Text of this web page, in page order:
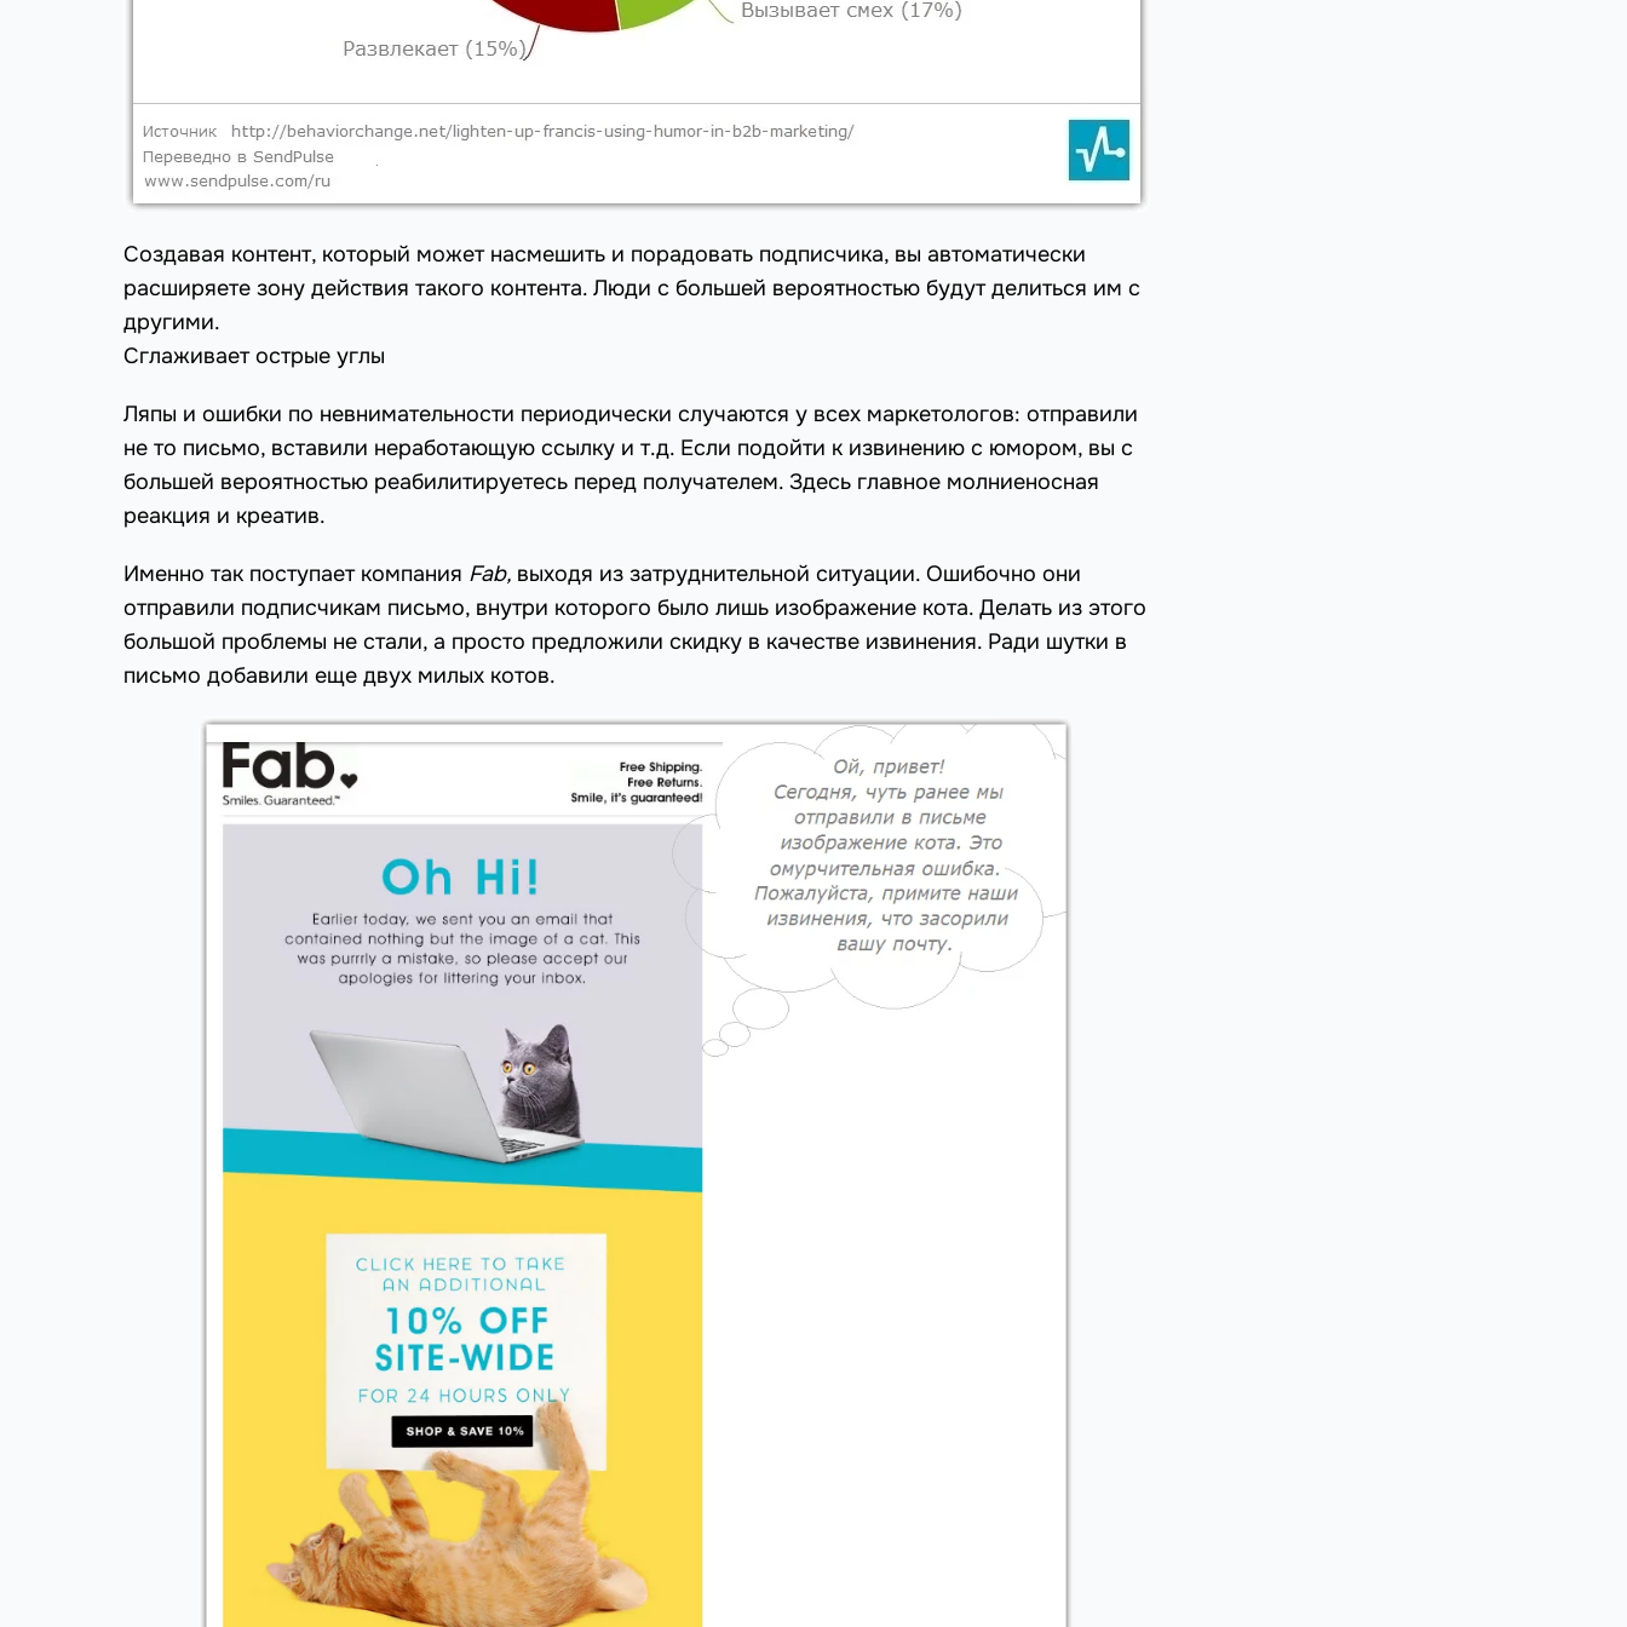
Создавая контент, который может насмешить и порадовать подписчика, вы автоматически
расширяете зону действия такого контента. Люди с большей вероятностью будут делиться им с
другими.
Сглаживает острые углы
Ляпы и ошибки по невнимательности периодически случаются у всех маркетологов: отправили
не то письмо, вставили неработающую ссылку и т.д. Если подойти к извинению с юмором, вы с
большей вероятностью реабилитируетесь перед получателем. Здесь главное молниеносная
реакция и креатив.
Именно так поступает компания Fab, выходя из затруднительной ситуации. Ошибочно они
отправили подписчикам письмо, внутри которого было лишь изображение кота. Делать из этого
большой проблемы не стали, а просто предложили скидку в качестве извинения. Ради шутки в
письмо добавили еще двух милых котов.